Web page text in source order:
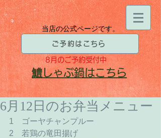
当店の公式ページです。
ご予約はこちら
8月のご予約受付中
​鱧しゃぶ鍋はこちら
6月12日のお弁当メニュー
1　ゴーヤチャンプルー
2　若鶏の竜田揚げ